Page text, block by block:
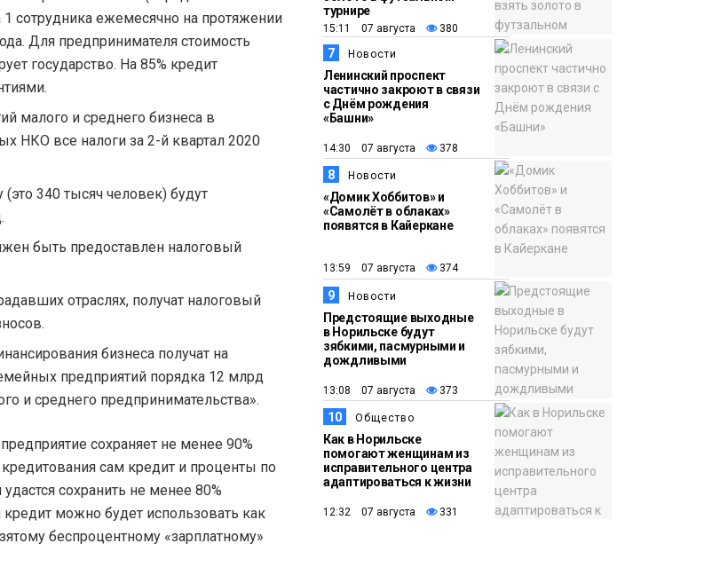
сотрудника ежемесячно на протяжении
Для предпринимателя стоимость
государство. На 85% кредит
малого и среднего бизнеса в
НКО все налоги за 2-й квартал 2020
340 тысяч человек) будут
быть предоставлен налоговый
отраслях, получат налоговый
бизнеса получат на
предприятий порядка 12 млрд
и среднего предпринимательства».
сохраняет не менее 90%
сам кредит и проценты по
сохранить не менее 80%
можно будет использовать как
беспроцентному «зарплатному»
турнире
15:11 07 августа 380
7 Новости
Ленинский проспект
частично закроют в связи
с Днём рождения
«Башни»
14:30 07 августа 378
8 Новости
«Домик Хоббитов» и
«Самолёт в облаках»
появятся в Кайеркане
13:59 07 августа 374
9 Новости
Предстоящие выходные
в Норильске будут
зябкими, пасмурными и
дождливыми
13:08 07 августа 373
10 Общество
Как в Норильске
помогают женщинам из
исправительного центра
адаптироваться к жизни
12:32 07 августа 331